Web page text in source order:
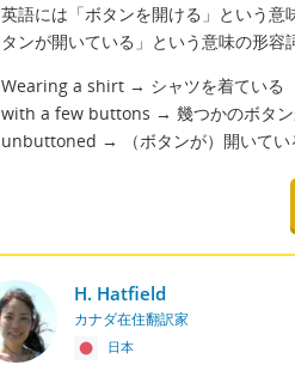
英語には「ボタンを開ける」という
タンが開いている」という意味の形
Wearing a shirt → シャツを着ている
with a few buttons → 幾つかのボタ
unbuttoned → （ボタンが）開いてい
H. Hatfield
カナダ在住翻訳家
日本